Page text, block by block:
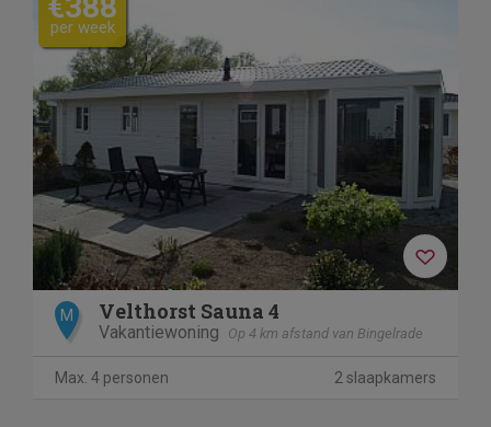
per week
M Velthorst Sauna 4
Vakantiewoning Op 4 km afstand van Bingelrade
Max. 4 personen 2 slaapkamers